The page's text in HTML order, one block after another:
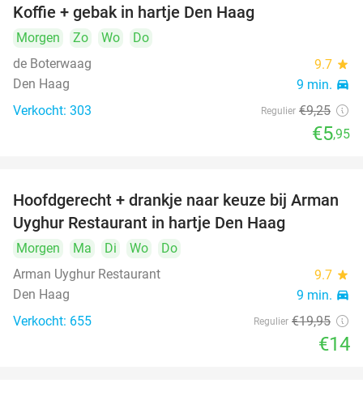
Koffie + gebak in hartje Den Haag
Morgen Zo Wo
Do
de Boterwaag
9.7 star
Den Haag 9 min. directions_car
Verkocht: 303 Regulier €9,25
€5,95
30%
Hoofdgerecht + drankje naar keuze bij Arman
Uyghur Restaurant in hartje Den Haag
Morgen Ma Di Wo
Do
Arman Uyghur Restaurant
9.7 star
Den Haag 9 min. directions_car
Verkocht: 655 Regulier €19,95
€14